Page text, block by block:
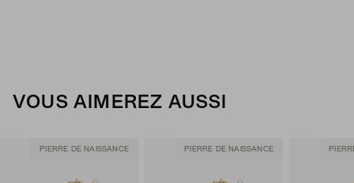
VOUS AIMEREZ AUSSI
PIERRE DE NAISSANCE PIERRE DE NAISSANCE